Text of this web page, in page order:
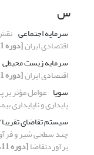
س
سرمایه اجتماعی
اقتصادی ایران[دوره 11، شماره 1، 1396، صفحه 185-209]
سرمایه زیست محیطی
اقتصادی ایران[دوره 11، شماره 1، 1396، صفحه 185-209]
سویا عوامل مؤثر
پایداری و ناپایداری
سیستم تقاضای
چند سطحی شیر و
برآوردتقاضا[دوره 11، شماره 2، 1396، صفحه 115-133]